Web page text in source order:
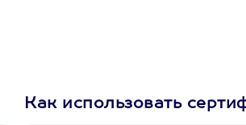
Как использовать